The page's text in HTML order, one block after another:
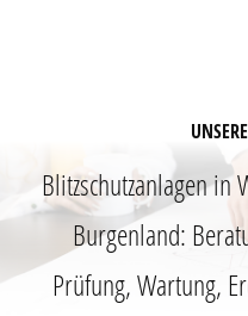
Blitzschutzanlagen in
Burgenland:
Prüfung, Wartung,